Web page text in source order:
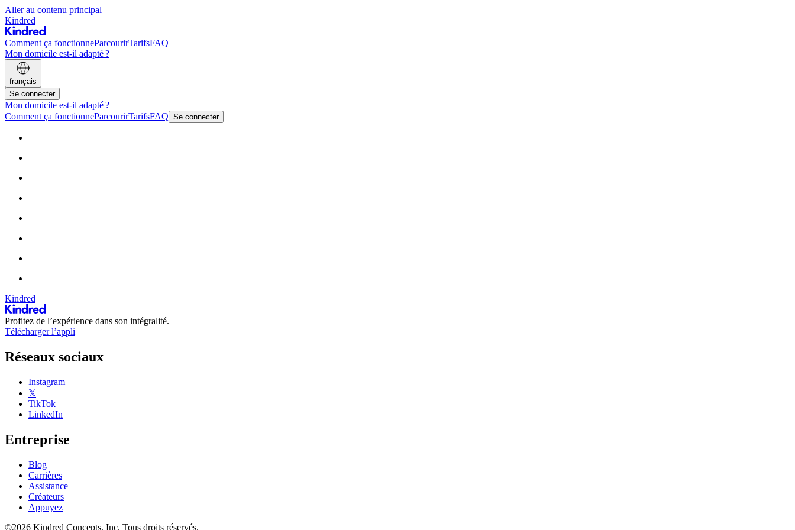
Aller au contenu principal
Kindred
Comment ça fonctionneParcourirTarifsFAQ
Mon domicile est-il adapté ?
français
Se connecter
Mon domicile est-il adapté ?
Comment ça fonctionneParcourirTarifsFAQ Se connecter
Kindred
Profitez de l’expérience dans son intégralité.
Télécharger l’appli
Réseaux sociaux
Instagram
𝕏
TikTok
LinkedIn
Entreprise
Blog
Carrières
Assistance
Créateurs
Appuyez
©2026 Kindred Concepts, Inc. Tous droits réservés.